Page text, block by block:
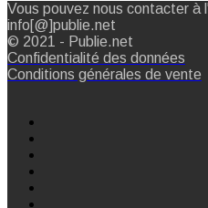
Vous pouvez nous contacter à
info[@]publie.net
© 2021 - Publie.net
Confidentialité des données
Conditions générales de vente